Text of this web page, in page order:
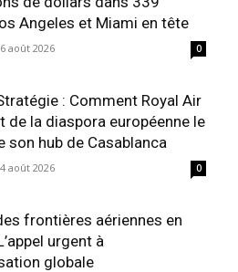
Angeles et Miami en tête
6 août 2026 0
: Comment Royal Air
de la diaspora européenne le
son hub de Casablanca
4 août 2026 0
frontières aériennes en
urgent à
globale